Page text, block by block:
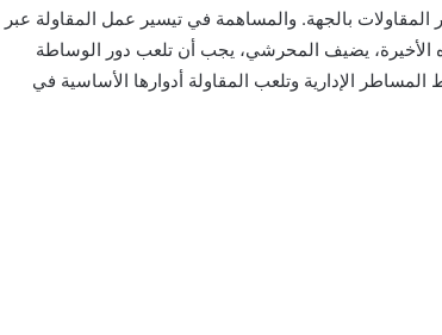
بالجهة. والمساهمة في تيسير عمل المقاولة عبر
الأخيرة، يضيف المحرشي، يجب أن تلعب دور الوساطة
الإدارية وتلعب المقاولة أدوارها الأساسية في